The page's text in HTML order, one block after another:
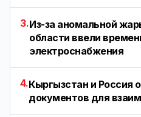
3.Из-за аномальной
области ввели
электроснабжения
4.Кыргызстан и Россия
документов для